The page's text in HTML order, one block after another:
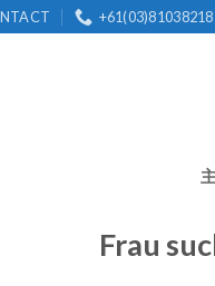
+61(03)81038218
Frau